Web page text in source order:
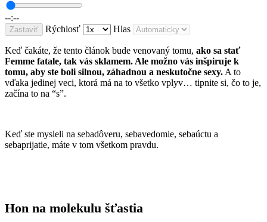
--:--
Zastaviť Rýchlosť Hlas
Keď čakáte, že tento článok bude venovaný tomu, ako sa stať
Femme fatale, tak vás sklamem. Ale možno vás inšpiruje k
tomu, aby ste boli silnou, záhadnou a neskutočne sexy.A to
vďaka jedinej veci, ktorá má na to všetko vplyv… tipnite si, čo to je,
začína to na “s”.
Keď ste mysleli na sebadôveru, sebavedomie, sebaúctu a
sebaprijatie, máte v tom všetkom pravdu.
Hon na molekulu šťastia